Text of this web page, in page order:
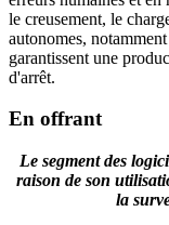
le creusement, le
autonomes,
garantissent une
d'arrêt.
En offrant
Le segment des
raison de son
la